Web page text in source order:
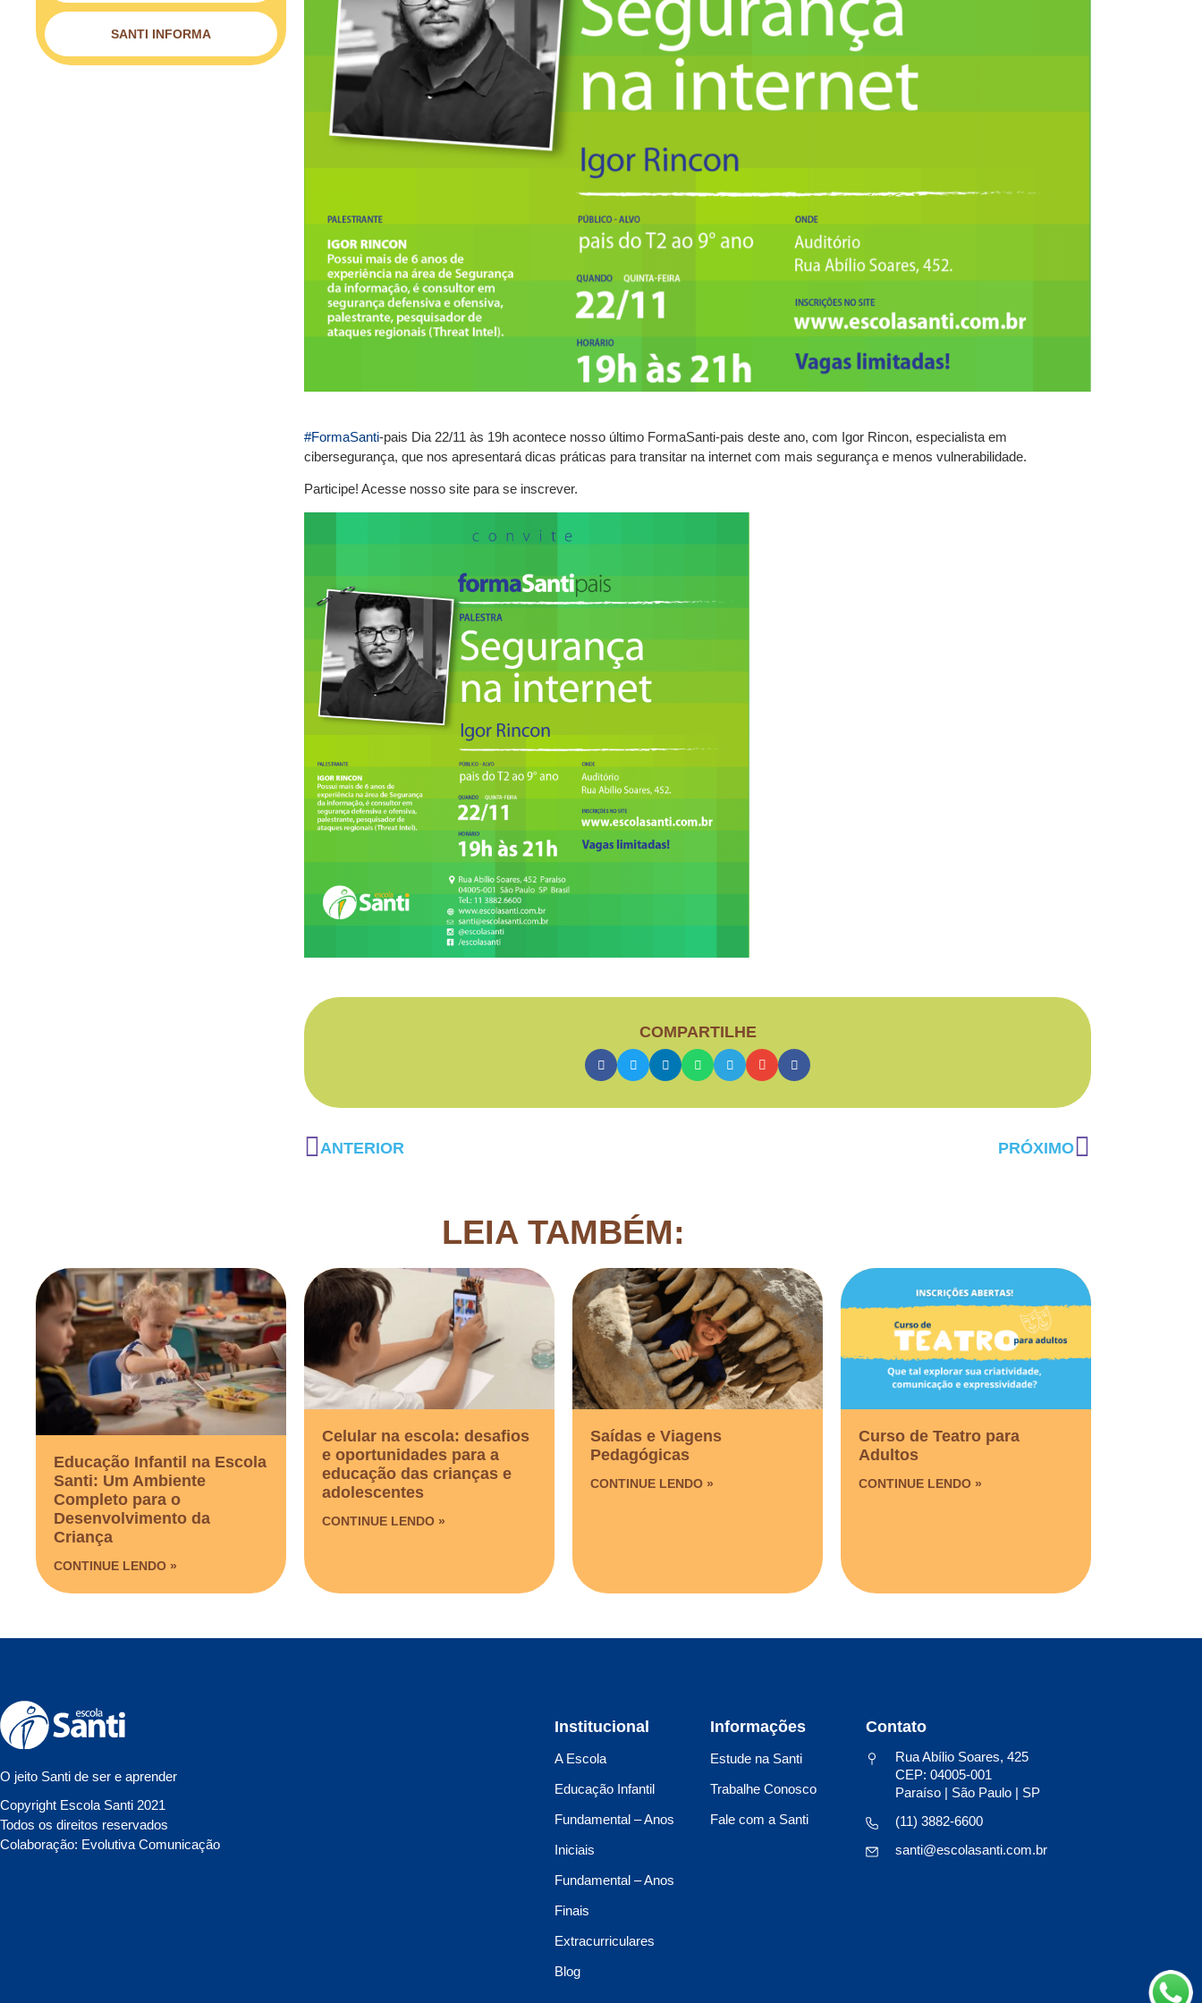
SANTI INFORMA
#FormaSanti-pais Dia 22/11 às 19h acontece nosso último FormaSanti-pais deste ano, com Igor Rincon, especialista em
cibersegurança, que nos apresentará dicas práticas para transitar na internet com mais segurança e menos vulnerabilidade.
Participe! Acesse nosso site para se inscrever.
COMPARTILHE
ANTERIOR PRÓXIMO
LEIA TAMBÉM:
Educação Infantil na Escola
Santi: Um Ambiente
Completo para o
Desenvolvimento da
Criança
CONTINUE LENDO »
Celular na escola: desafios
e oportunidades para a
educação das crianças e
adolescentes
CONTINUE LENDO »
Saídas e Viagens
Pedagógicas​
CONTINUE LENDO »
Curso de Teatro para
Adultos
CONTINUE LENDO »
O jeito Santi de ser e aprender
Copyright Escola Santi 2021
Todos os direitos reservados
Colaboração: Evolutiva Comunicação
Institucional
A Escola
Educação Infantil
Fundamental – Anos
Iniciais
Fundamental – Anos
Finais
Extracurriculares
Blog
Informações
Estude na Santi
Trabalhe Conosco
Fale com a Santi
Contato
Rua Abílio Soares, 425
CEP: 04005-001
Paraíso | São Paulo | SP
(11) 3882-6600
santi@escolasanti.com.br